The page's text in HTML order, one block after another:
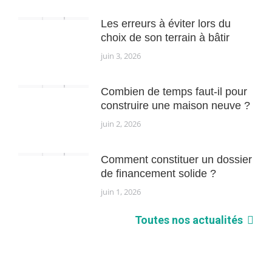
Les erreurs à éviter lors du
choix de son terrain à bâtir
juin 3, 2026
Combien de temps faut-il pour
construire une maison neuve ?
juin 2, 2026
Comment constituer un dossier
de financement solide ?
juin 1, 2026
Toutes nos actualités